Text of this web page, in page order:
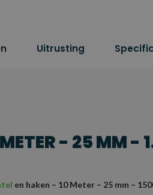
Uitrusting
- 25 MM -
en haken – 10 Meter – 25 mm –